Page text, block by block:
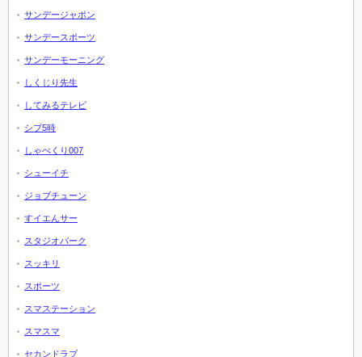
サンデージャポン
サンデースポーツ
サンデーモーニング
しくじり先生
してみるテレビ
シブ5時
しゃべくり007
シューイチ
ジョブチューン
すイエんサー
スタジオパーク
スッキリ
スポーツ
スマステーション
スマスマ
セカンドラブ